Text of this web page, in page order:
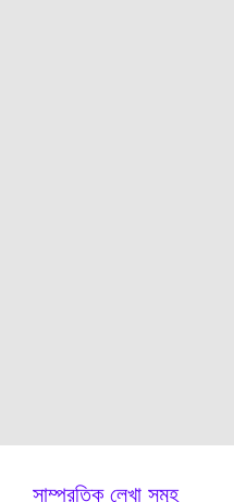
সাম্প্রতিক লেখা সমূহ